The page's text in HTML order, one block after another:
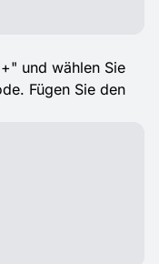
und wählen Sie
Fügen Sie den